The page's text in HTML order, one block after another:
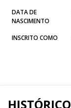
DATA DE
NASCIMENTO
INSCRITO COMO
HISTÓRICO